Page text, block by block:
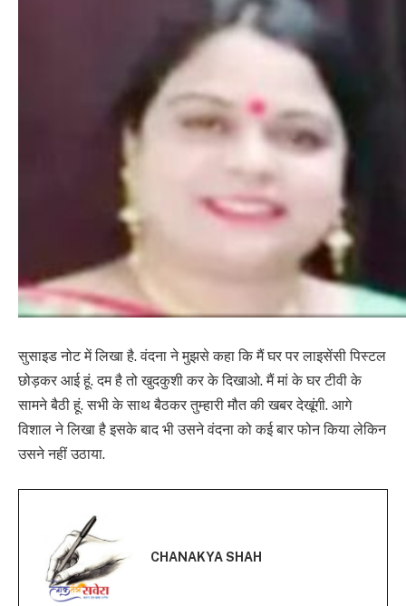
सुसाइड नोट में लिखा है. वंदना ने मुझसे कहा कि मैं घर पर लाइसेंसी पिस्टल
छोड़कर आई हूं. दम है तो खुदकुशी कर के दिखाओ. मैं मां के घर टीवी के
सामने बैठी हूं. सभी के साथ बैठकर तुम्हारी मौत की खबर देखूंगी. आगे
विशाल ने लिखा है इसके बाद भी उसने वंदना को कई बार फोन किया लेकिन
उसने नहीं उठाया.
CHANAKYA SHAH